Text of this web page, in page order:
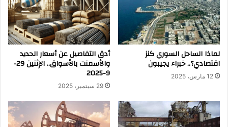
لماذا الساحل السوري كنز
اقتصادي؟.. خبراء يجيبون
12 مارس، 2025
أدق التفاصيل عن أسعار الحديد
والأسمنت بالأسواق.. الإثنين 29-
9-2025
29 سبتمبر، 2025